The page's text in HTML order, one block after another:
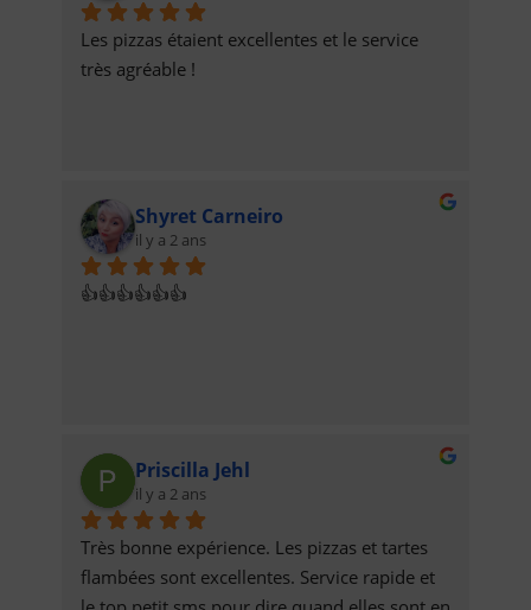
Les pizzas étaient excellentes et le service
très agréable !
Shyret Carneiro
il y a 2 ans
👍👍👍👍👍👍
Priscilla Jehl
il y a 2 ans
Très bonne expérience. Les pizzas et tartes
flambées sont excellentes. Service rapide et